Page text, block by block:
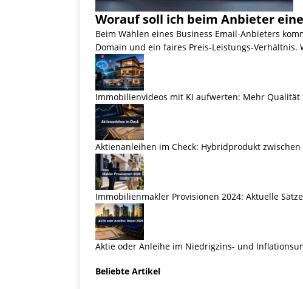
Worauf soll ich beim Anbieter
Beim Wählen eines Business Email-Anbieters
Domain und ein faires Preis-Leistungs-
Immobilienvideos mit KI aufwerten: Mehr
Aktienanleihen im Check: Hybridprodukt
Immobilienmakler Provisionen 2024: Aktuelle
Aktie oder Anleihe im Niedrigzins- und
Beliebte Artikel